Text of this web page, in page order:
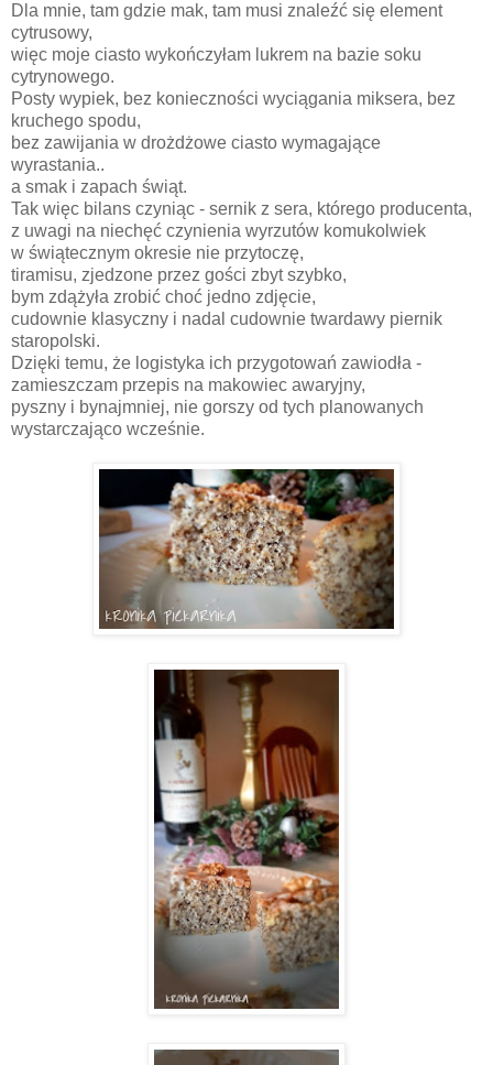
Dla mnie, tam gdzie mak, tam musi znaleźć się element
cytrusowy,
więc moje ciasto wykończyłam lukrem na bazie soku
cytrynowego.
Posty wypiek, bez konieczności wyciągania miksera, bez
kruchego spodu,
bez zawijania w drożdżowe ciasto wymagające
wyrastania..
a smak i zapach świąt.
Tak więc bilans czyniąc - sernik z sera, którego producenta,
z uwagi na niechęć czynienia wyrzutów komukolwiek
w świątecznym okresie nie przytoczę,
tiramisu, zjedzone przez gości zbyt szybko,
bym zdążyła zrobić choć jedno zdjęcie,
cudownie klasyczny i nadal cudownie twardawy piernik
staropolski.
Dzięki temu, że logistyka ich przygotowań zawiodła -
zamieszczam przepis na makowiec awaryjny,
pyszny i bynajmniej, nie gorszy od tych planowanych
wystarczająco wcześnie.